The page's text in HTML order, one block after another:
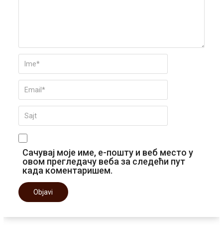
Сачувај моје име, е-пошту и веб место у
овом прегледачу веба за следећи пут
када коментаришем.